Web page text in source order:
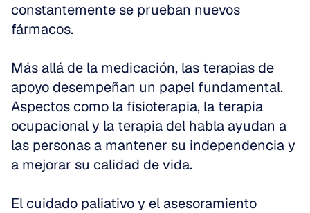
constantemente se prueban nuevos
fármacos.
Más allá de la medicación, las terapias de
apoyo desempeñan un papel fundamental.
Aspectos como la fisioterapia, la terapia
ocupacional y la terapia del habla ayudan a
las personas a mantener su independencia y
a mejorar su calidad de vida.
El cuidado paliativo y el asesoramiento